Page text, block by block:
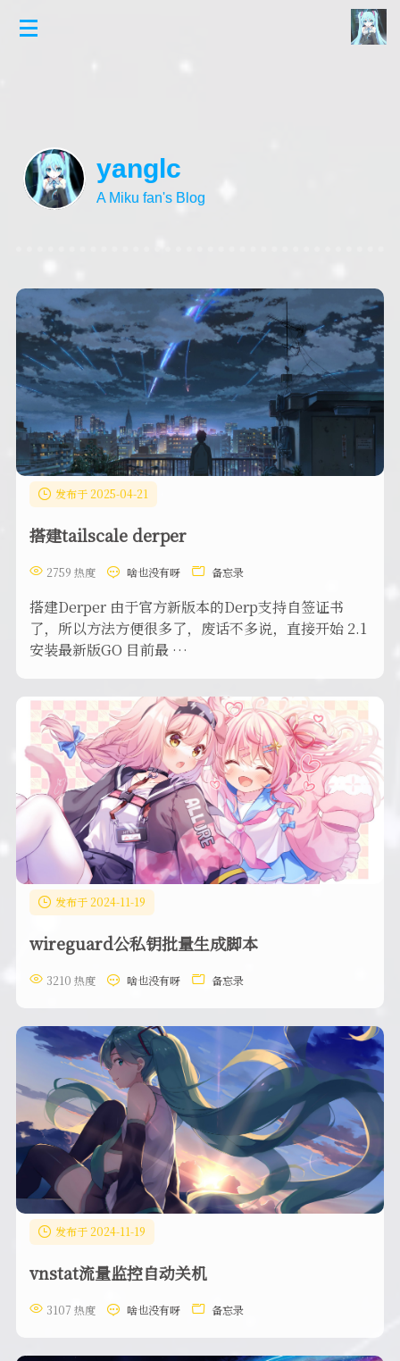
yanglc
A Miku fan's Blog
发布于 2025-04-21
搭建tailscale derper
2759 热度 啥也没有呀 备忘录
搭建Derper 由于官方新版本的Derp支持自签证书
了，所以方法方便很多了，废话不多说，直接开始 2.1
安装最新版GO 目前最 …
发布于 2024-11-19
wireguard公私钥批量生成脚本
3210 热度 啥也没有呀 备忘录
发布于 2024-11-19
vnstat流量监控自动关机
3107 热度 啥也没有呀 备忘录